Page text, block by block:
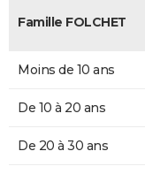
Famille FOLCHET
Moins de 10 ans
De 10 à 20 ans
De 20 à 30 ans